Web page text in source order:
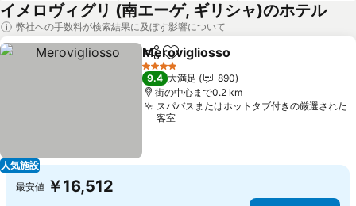
イメロヴィグリ (南エーゲ, ギリシャ)のホテル
弊社への手数料が検索結果に及ぼす影響について
人気施設
シェアお気に入りに追加
Merovigliosso
4 ホテルのランク
9.4 大満足
890
街の中心まで0.2 km
スパバスまたはホットタブ付きの厳選された
客室
最安値 ￥16,512